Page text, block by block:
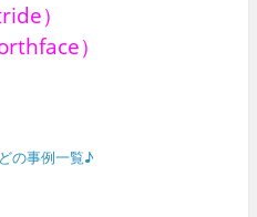
）
）
の事例一覧♪